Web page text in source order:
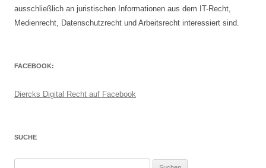
ausschließlich an juristischen Informationen aus dem IT-Recht,
Medienrecht, Datenschutzrecht und Arbeitsrecht interessiert sind.
FACEBOOK:
Diercks Digital Recht auf Facebook
SUCHE